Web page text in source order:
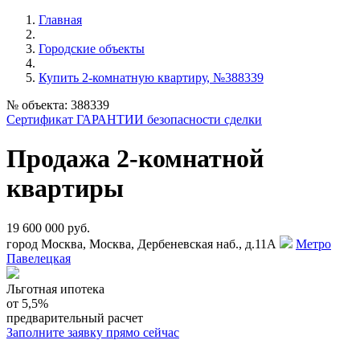
Главная
Городские объекты
Купить 2-комнатную квартиру, №388339
№ объекта: 388339
Сертификат ГАРАНТИИ безопасности сделки
Продажа 2-комнатной
квартиры
19 600 000 руб.
город Москва, Москва, Дербеневская наб., д.11А
Метро
Павелецкая
Льготная ипотека
от 5,5%
предварительный расчет
Заполните заявку прямо сейчас